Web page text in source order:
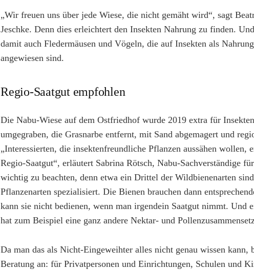
„Wir freuen uns über jede Wiese, die nicht gemäht wird“, sagt
Jeschke. Denn dies erleichtert den Insekten Nahrung zu finden. Und
damit auch Fledermäusen und Vögeln, die auf Insekten als Nahrung
angewiesen sind.
Regio-Saatgut empfohlen
Die Nabu-Wiese auf dem Ostfriedhof wurde 2019 extra für
umgegraben, die Grasnarbe entfernt, mit Sand abgemagert und
„Interessierten, die insektenfreundliche Pflanzen aussähen wollen,
Regio-Saatgut“, erläutert Sabrina Rötsch, Nabu-Sachverständige
wichtig zu beachten, denn etwa ein Drittel der Wildbienenarten
Pflanzenarten spezialisiert. Die Bienen brauchen dann
kann sie nicht bedienen, wenn man irgendein Saatgut nimmt. Und
hat zum Beispiel eine ganz andere Nektar- und
Da man das als Nicht-Eingeweihter alles nicht genau wissen
Beratung an: für Privatpersonen und Einrichtungen, Schulen und